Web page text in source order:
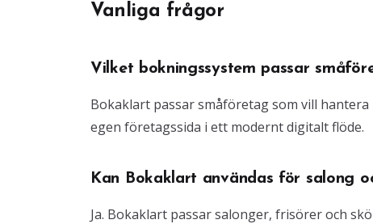
Vanliga frågor
Vilket bokningssystem passar
Bokaklart passar småföretag som vill
egen företagssida i ett modernt digitalt flöde.
Kan Bokaklart användas för salong
Ja. Bokaklart passar salonger, frisörer och